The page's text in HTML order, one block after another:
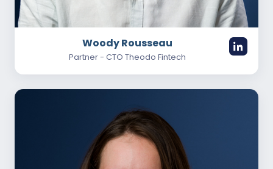
Woody Rousseau
Partner - CTO Theodo Fintech